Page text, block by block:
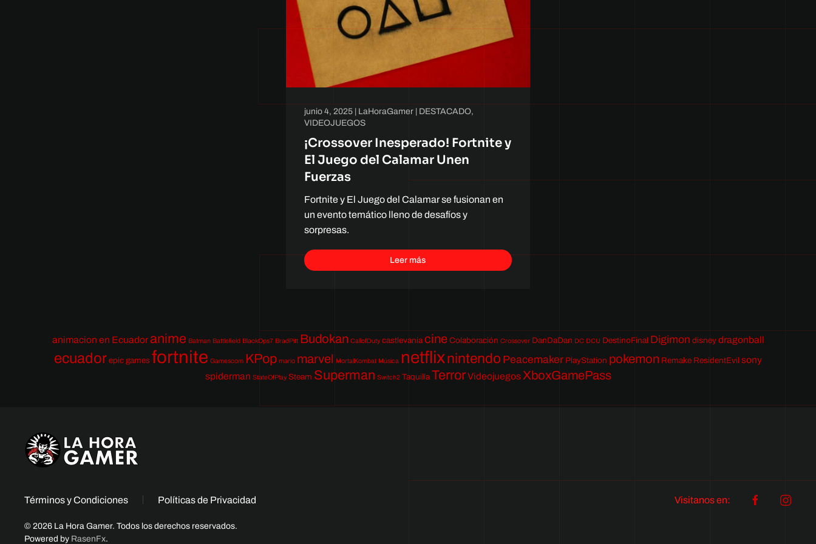
junio 4, 2025 | LaHoraGamer | DESTACADO,
VIDEOJUEGOS
¡Crossover Inesperado! Fortnite y
El Juego del Calamar Unen
Fuerzas
Fortnite y El Juego del Calamar se fusionan en
un evento temático lleno de desafíos y
sorpresas.
Leer más
animacion en Ecuador anime Batman Battlefield BlackOps7 BradPitt Budokan CallofDuty castlevania cine Colaboración Crossover DanDaDan DC DCU DestinoFinal Digimon disney dragonball
ecuador epic games fortnite Gamescom KPop mario marvel MortalKombat Música netflixnintendo Peacemaker PlayStation pokemon Remake ResidentEvil sony
spiderman StateOfPlay Steam Superman Switch2 Taquilla Terror Videojuegos XboxGamePass
Términos y Condiciones Políticas de Privacidad Visitanos en:
© 2026 La Hora Gamer. Todos los derechos reservados.
Powered by RasenFx.